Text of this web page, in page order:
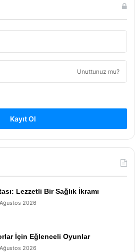
Unuttunuz mu?
Kayıt Ol
Lezzetli Bir Sağlık İkramı
2026
İçin Eğlenceli Oyunlar
2026